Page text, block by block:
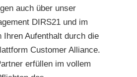
auch über unser
DIRS21 und im
Ihren Aufenthalt durch die
Customer Alliance.
erfüllen im vollem